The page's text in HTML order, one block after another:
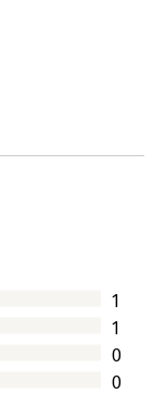
1
1
0
0